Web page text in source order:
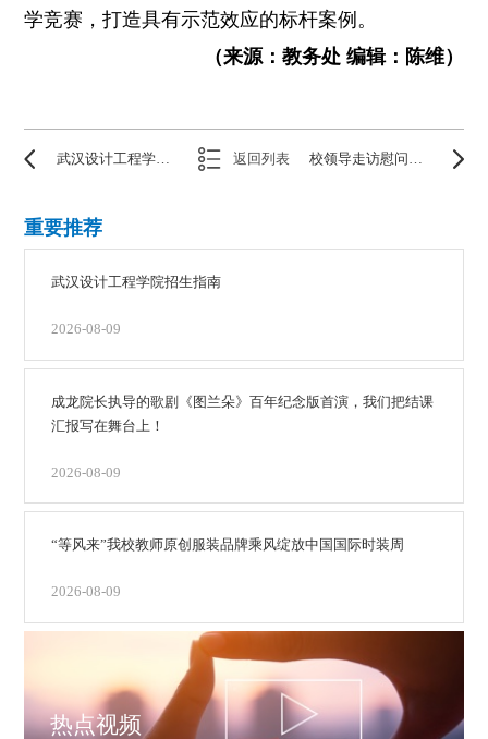
学竞赛，打造具有示范效应的标杆案例。
（来源：教务处 编辑：陈维）
武汉设计工程学院2025年普通专升本招生简章 返回列表 校领导走访慰问师生 检查指导开学准备工作
重要推荐
武汉设计工程学院招生指南
2026-08-09
成龙院长执导的歌剧《图兰朵》百年纪念版首演，我们把结课
汇报写在舞台上！
2026-08-09
“等风来”我校教师原创服装品牌乘风绽放中国国际时装周
2026-08-09
热点视频